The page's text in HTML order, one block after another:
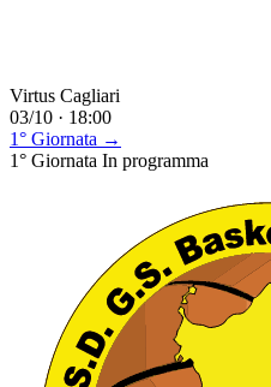
Virtus Cagliari
03/10 · 18:00
1° Giornata →
1° Giornata In programma